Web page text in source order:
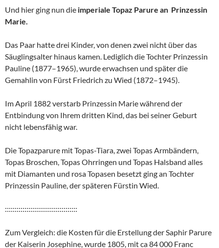
Und hier ging nun die imperiale Topaz Parure an Prinzessin
Marie.
Das Paar hatte drei Kinder, von denen zwei nicht über das
Säuglingsalter hinaus kamen. Lediglich die Tochter Prinzessin
Pauline (1877–1965), wurde erwachsen und später die
Gemahlin von Fürst Friedrich zu Wied (1872–1945).
Im April 1882 verstarb Prinzessin Marie während der
Entbindung von Ihrem dritten Kind, das bei seiner Geburt
nicht lebensfähig war.
Die Topazparure mit Topas-Tiara, zwei Topas Armbändern,
Topas Broschen, Topas Ohrringen und Topas Halsband alles
mit Diamanten und rosa Topasen besetzt ging an Tochter
Prinzessin Pauline, der späteren Fürstin Wied.
:::::::::::::::::::::::::::::::::::::
Zum Vergleich: die Kosten für die Erstellung der Saphir Parure
der Kaiserin Josephine, wurde 1805, mit ca 84 000 Franc